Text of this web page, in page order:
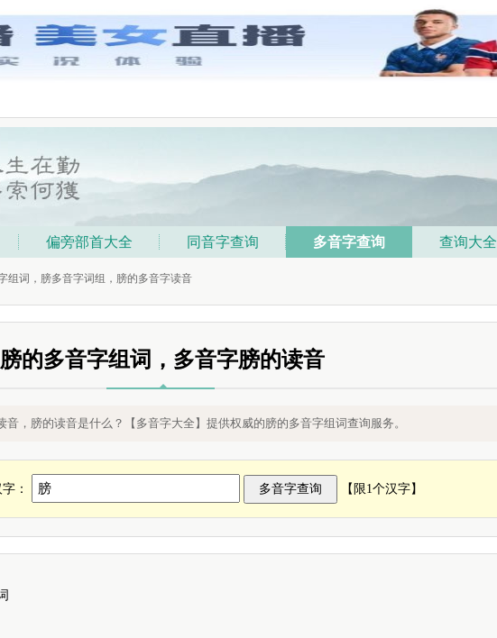
偏旁部首大全 同音字查询 多音字查询 查询大全
组词，膀多音字词组，膀的多音字读音
膀的多音字组词，多音字膀的读音
，膀的读音是什么？【多音字大全】提供权威的膀的多音字组词查询服务。
： 【限1个汉字】